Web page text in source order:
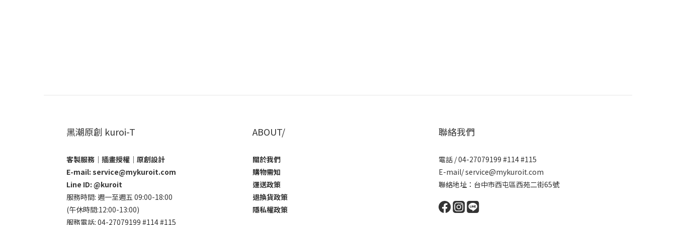
黑潮原創 kuroi-T
客製服務｜插畫授權｜原創設計
E-mail: service@mykuroit.com
Line ID: @kuroit
服務時間: 週一至週五 09:00-18:00
(午休時間:12:00-13:00)
服務電話: 04-27079199 #114 #115
ABOUT/
關於我們
購物需知
運送政策
退換貨政策
隱私權政策
聯絡我們
電話 / 04-27079199 #114 #115
E-mail/ service@mykuroit.com
聯絡地址：台中市西屯區西苑二街65號